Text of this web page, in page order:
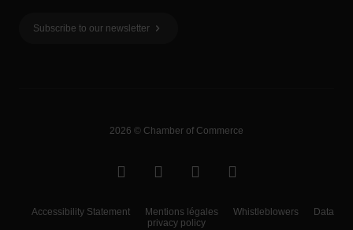
Subscribe to our newsletter
2026 © Chamber of Commerce
Accessibility Statement Mentions légales Whistleblowers
Data
privacy policy